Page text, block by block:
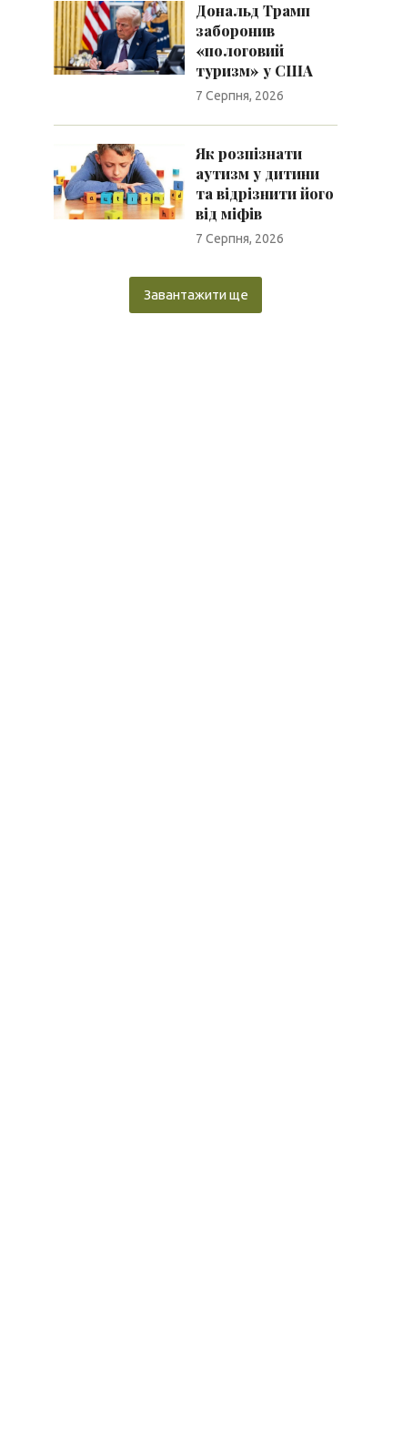
Дональд Трамп
заборонив
«пологовий
туризм» у США
7 Серпня, 2026
Як розпізнати
аутизм у дитини
та відрізнити його
від міфів
7 Серпня, 2026
Завантажити ще